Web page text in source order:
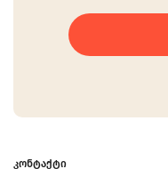
ᲙᲝᲜᲢᲐᲥᲢᲘ